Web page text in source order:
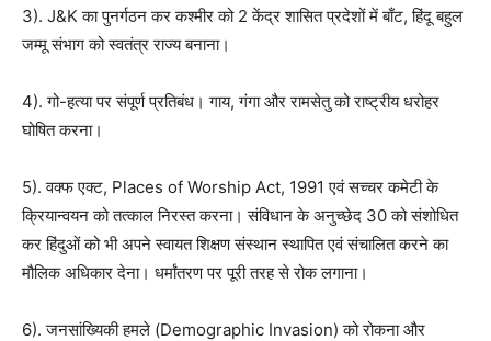
3). J&K का पुनर्गठन कर कश्मीर को 2 केंद्र शासित प्रदेशों में बाँट, हिंदू बहुल
जम्मू संभाग को स्वतंत्र राज्य बनाना।
4). गो-हत्या पर संपूर्ण प्रतिबंध। गाय, गंगा और रामसेतु को राष्ट्रीय धरोहर
घोषित करना।
5). वक्फ एक्ट, Places of Worship Act, 1991 एवं सच्चर कमेटी के
क्रियान्वयन को तत्काल निरस्त करना। संविधान के अनुच्छेद 30 को संशोधित
कर हिंदुओं को भी अपने स्वायत शिक्षण संस्थान स्थापित एवं संचालित करने का
मौलिक अधिकार देना। धर्मांतरण पर पूरी तरह से रोक लगाना।
6). जनसांख्यिकी हमले (Demographic Invasion) को रोकना और